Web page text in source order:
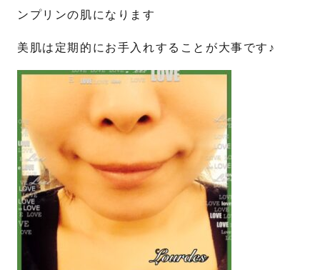
ンプリンの肌になります
美肌は定期的にお手入れすることが大事です♪